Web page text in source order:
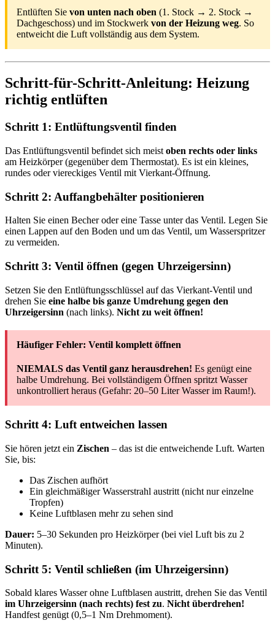
Entlüften Sie von unten nach oben (1. Stock → 2. Stock →
Dachgeschoss) und im Stockwerk von der Heizung weg. So
entweicht die Luft vollständig aus dem System.
Schritt-für-Schritt-Anleitung: Heizung
richtig entlüften
Schritt 1: Entlüftungsventil finden
Das Entlüftungsventil befindet sich meist oben rechts oder links
am Heizkörper (gegenüber dem Thermostat). Es ist ein kleines,
rundes oder viereckiges Ventil mit Vierkant-Öffnung.
Schritt 2: Auffangbehälter positionieren
Halten Sie einen Becher oder eine Tasse unter das Ventil. Legen Sie
einen Lappen auf den Boden und um das Ventil, um Wasserspritzer
zu vermeiden.
Schritt 3: Ventil öffnen (gegen Uhrzeigersinn)
Setzen Sie den Entlüftungsschlüssel auf das Vierkant-Ventil und
drehen Sie eine halbe bis ganze Umdrehung gegen den
Uhrzeigersinn (nach links). Nicht zu weit öffnen!
Häufiger Fehler: Ventil komplett öffnen
NIEMALS das Ventil ganz herausdrehen! Es genügt eine
halbe Umdrehung. Bei vollständigem Öffnen spritzt Wasser
unkontrolliert heraus (Gefahr: 20–50 Liter Wasser im Raum!).
Schritt 4: Luft entweichen lassen
Sie hören jetzt ein Zischen – das ist die entweichende Luft. Warten
Sie, bis:
Das Zischen aufhört
Ein gleichmäßiger Wasserstrahl austritt (nicht nur einzelne
Tropfen)
Keine Luftblasen mehr zu sehen sind
Dauer: 5–30 Sekunden pro Heizkörper (bei viel Luft bis zu 2
Minuten).
Schritt 5: Ventil schließen (im Uhrzeigersinn)
Sobald klares Wasser ohne Luftblasen austritt, drehen Sie das Ventil
im Uhrzeigersinn (nach rechts) fest zu. Nicht überdrehen!
Handfest genügt (0,5–1 Nm Drehmoment).